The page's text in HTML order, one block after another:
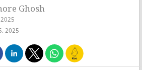
Ghosh
2025